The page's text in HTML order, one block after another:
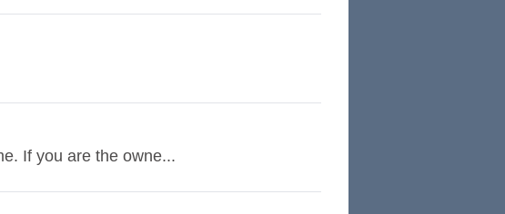
If you are the owne...